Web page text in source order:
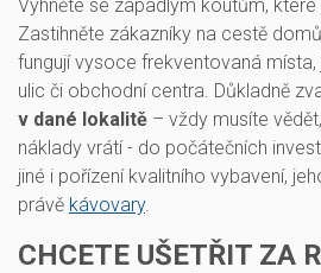
Vyhněte se zapadlým koutům, které
Zastihněte zákazníky na cestě
fungují vysoce frekventovaná
ulic či obchodní centra. Důkladně
v dané lokalitě – vždy musíte
náklady vrátí - do počátečních
jiné i pořízení kvalitního vybavení,
právě kávovary.
CHCETE UŠETŘIT ZA